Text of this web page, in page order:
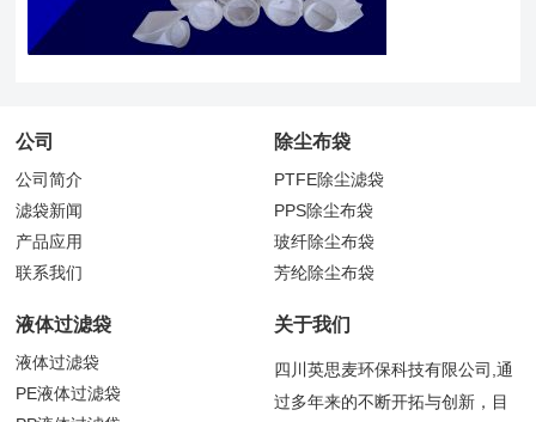
公司
公司简介
滤袋新闻
产品应用
联系我们
除尘布袋
PTFE除尘滤袋
PPS除尘布袋
玻纤除尘布袋
芳纶除尘布袋
液体过滤袋
液体过滤袋
PE液体过滤袋
关于我们
四川英思麦环保科技有限公司,通
过多年来的不断开拓与创新，目